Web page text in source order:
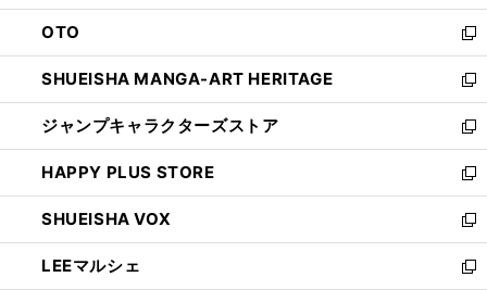
ウ
で
開
く
ン
ド
ウ
で
開
く
OTO
新
し
い
ウ
ィ
ン
ド
ウ
で
開
く
SHUEISHA MANGA-ART HERITAGE
新
し
い
ウ
ィ
ン
ド
ウ
で
ジャンプキャラクターズストア
新
し
い
ウ
ィ
ン
ド
HAPPY PLUS STORE
新
し
い
ウ
ィ
SHUEISHA VOX
新
し
い
LEEマルシェ
新